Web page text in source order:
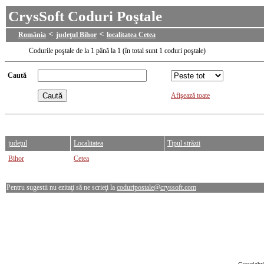
CrysSoft Coduri Poştale
România < judeţul Bihor < localitatea Cetea
Codurile poştale de la 1 până la 1 (în total sunt 1 coduri poştale)
Caută
Afişează toate
judeţul Localitatea
Tipul străzii
Bihor
Cetea
Pentru sugestii nu ezitaţi să ne scrieţi la coduripostale@cryssoft.com